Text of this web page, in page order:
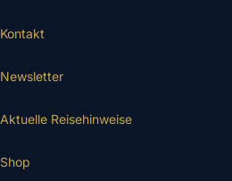
Kontakt
Newsletter
Aktuelle Reisehinweise
Shop